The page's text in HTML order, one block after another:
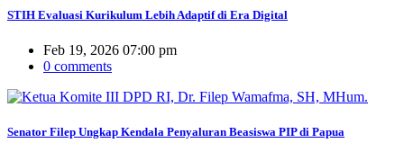
STIH Evaluasi Kurikulum Lebih Adaptif di Era Digital
Feb 19, 2026 07:00 pm
0 comments
Senator Filep Ungkap Kendala Penyaluran Beasiswa PIP di Papua